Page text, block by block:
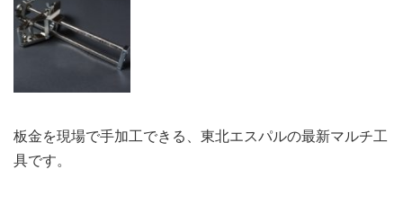
板金を現場で手加工できる、東北エスパルの最新マルチ工
具です。